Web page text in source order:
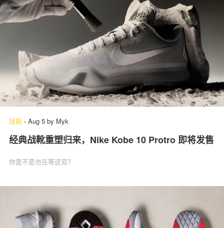
球鞋 - Aug 5 by Myk
经典战靴重塑归来，Nike Kobe 10 Protro 即将发售
你是不是也在等这双？